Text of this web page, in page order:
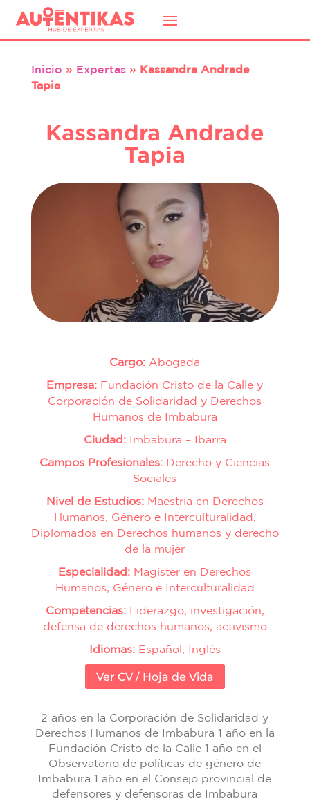
Inicio » Expertas» Kassandra Andrade
Tapia
Kassandra Andrade
Tapia
Cargo: Abogada
Empresa: Fundación Cristo de la Calle y
Corporación de Solidaridad y Derechos
Humanos de Imbabura
Ciudad: Imbabura – Ibarra
Campos Profesionales: Derecho y Ciencias
Sociales
Nivel de Estudios: Maestría en Derechos
Humanos, Género e Interculturalidad,
Diplomados en Derechos humanos y derecho
de la mujer
Especialidad: Magister en Derechos
Humanos, Género e Interculturalidad
Competencias: Liderazgo, investigación,
defensa de derechos humanos, activismo
Idiomas: Español, Inglés
Ver CV / Hoja de Vida
2 años en la Corporación de Solidaridad y
Derechos Humanos de Imbabura 1 año en la
Fundación Cristo de la Calle 1 año en el
Observatorio de políticas de género de
Imbabura 1 año en el Consejo provincial de
defensores y defensoras de Imbabura